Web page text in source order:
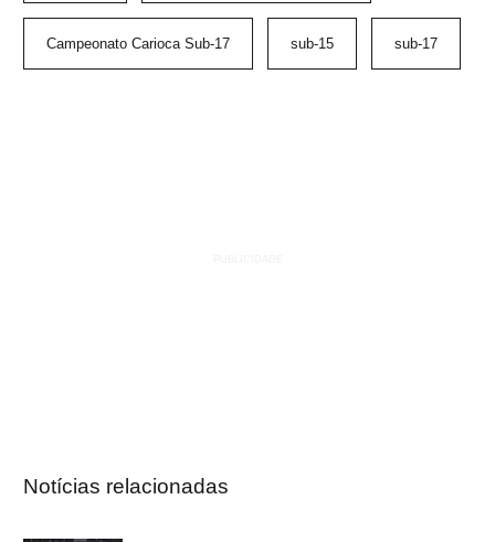
Campeonato Carioca Sub-17 sub-15 sub-17
Notícias relacionadas